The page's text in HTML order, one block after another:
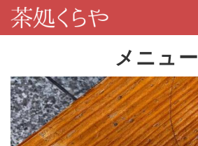
メニュー